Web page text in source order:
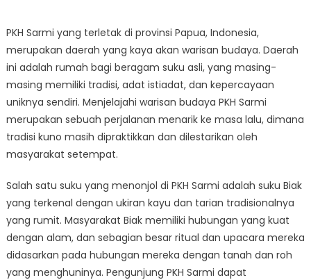
Budaya
PKH
Sarmi
PKH Sarmi yang terletak di provinsi Papua, Indonesia,
merupakan daerah yang kaya akan warisan budaya. Daerah
ini adalah rumah bagi beragam suku asli, yang masing-
masing memiliki tradisi, adat istiadat, dan kepercayaan
uniknya sendiri. Menjelajahi warisan budaya PKH Sarmi
merupakan sebuah perjalanan menarik ke masa lalu, dimana
tradisi kuno masih dipraktikkan dan dilestarikan oleh
masyarakat setempat.
Salah satu suku yang menonjol di PKH Sarmi adalah suku Biak
yang terkenal dengan ukiran kayu dan tarian tradisionalnya
yang rumit. Masyarakat Biak memiliki hubungan yang kuat
dengan alam, dan sebagian besar ritual dan upacara mereka
didasarkan pada hubungan mereka dengan tanah dan roh
yang menghuninya. Pengunjung PKH Sarmi dapat